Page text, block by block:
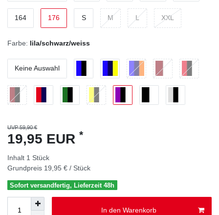
164 176 S M L XXL
Farbe: lila/schwarz/weiss
Keine Auswahl
UVP 59,90 €
19,95 EUR *
Inhalt 1 Stück
Grundpreis 19,95 € / Stück
Sofort versandfertig, Lieferzeit 48h
In den Warenkorb